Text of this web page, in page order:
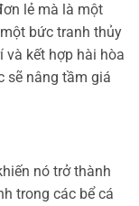
lẻ mà là một
bức tranh thủy
và kết hợp hài hòa
sẽ nâng tầm giá
nó trở thành
trong các bể cá